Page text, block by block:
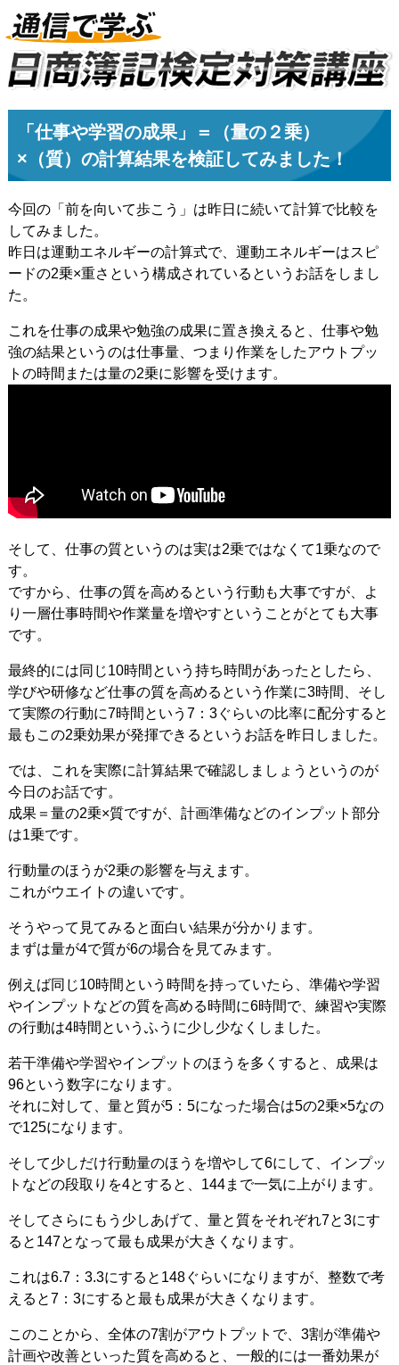
「仕事や学習の成果」＝（量の２乗）
×（質）の計算結果を検証してみました！
今回の「前を向いて歩こう」は昨日に続いて計算で比較を
してみました。
昨日は運動エネルギーの計算式で、運動エネルギーはスピ
ードの2乗×重さという構成されているというお話をしまし
た。
これを仕事の成果や勉強の成果に置き換えると、仕事や勉
強の結果というのは仕事量、つまり作業をしたアウトプッ
トの時間または量の2乗に影響を受けます。
そして、仕事の質というのは実は2乗ではなくて1乗なので
す。
ですから、仕事の質を高めるという行動も大事ですが、よ
り一層仕事時間や作業量を増やすということがとても大事
です。
最終的には同じ10時間という持ち時間があったとしたら、
学びや研修など仕事の質を高めるという作業に3時間、そし
て実際の行動に7時間という7：3ぐらいの比率に配分すると
最もこの2乗効果が発揮できるというお話を昨日しました。
では、これを実際に計算結果で確認しましょうというのが
今日のお話です。
成果＝量の2乗×質ですが、計画準備などのインプット部分
は1乗です。
行動量のほうが2乗の影響を与えます。
これがウエイトの違いです。
そうやって見てみると面白い結果が分かります。
まずは量が4で質が6の場合を見てみます。
例えば同じ10時間という時間を持っていたら、準備や学習
やインプットなどの質を高める時間に6時間で、練習や実際
の行動は4時間というふうに少し少なくしました。
若干準備や学習やインプットのほうを多くすると、成果は
96という数字になります。
それに対して、量と質が5：5になった場合は5の2乗×5なの
で125になります。
そして少しだけ行動量のほうを増やして6にして、インプッ
トなどの段取りを4とすると、144まで一気に上がります。
そしてさらにもう少しあげて、量と質をそれぞれ7と3にす
ると147となって最も成果が大きくなります。
これは6.7：3.3にすると148ぐらいになりますが、整数で考
えると7：3にすると最も成果が大きくなります。
このことから、全体の7割がアウトプットで、3割が準備や
計画や改善といった質を高めると、一般的には一番効果が